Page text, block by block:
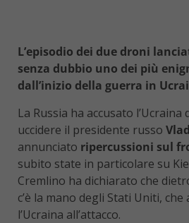
L’episodio dei due droni
senza dubbio uno dei più
dall’inizio della guerra in
La Russia ha accusato
uccidere il presidente russo
annunciato ripercussioni sul
subito state in particolare su
Cremlino ha dichiarato che
c’è la mano degli Stati Uniti,
l’Ucraina all’attacco.